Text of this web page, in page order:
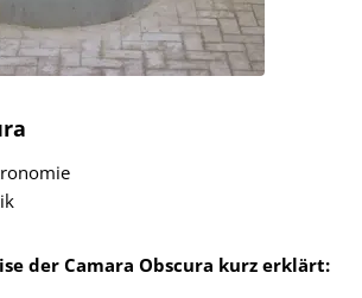
der Camara Obscura kurz erklärt: